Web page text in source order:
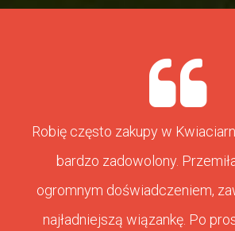
Robię często zakupy w
bardzo zadowolony.
ogromnym doświadczeniem,
najładniejszą wiązankę. Po